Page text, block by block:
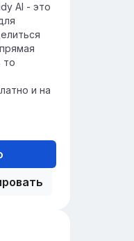
AI - это
то
и на